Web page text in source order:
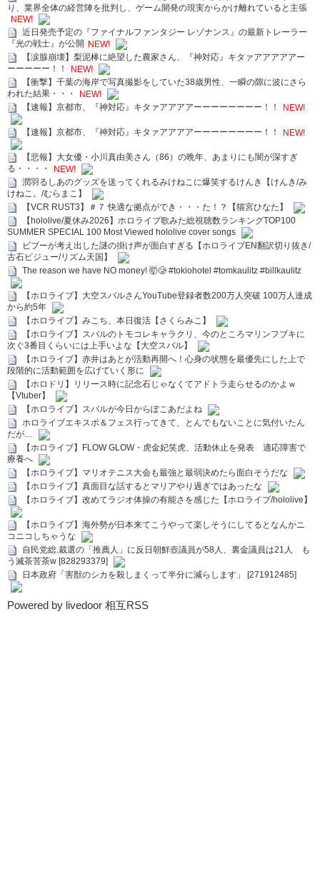
り、業界全体の経営陣を批判し、ゲーム開発の現実からかけ離れていると主張
NEW!
近日発売予定の『ファイナルファンタジー レゾナンス』の最新トレーラー
『光の戦士』が公開 NEW!
【涙腺崩壊】梨泥棒に絶望した農家さん、『神対応』キタァアアアアアー
ーーーーー！！
NEW!
【衝撃】千葉の海岸で写真撮影をしていた38歳男性、一瞬の隙に波にさら
われた結果・・・
NEW!
【速報】京都市、『神対応』キタァアアアアーーーーーーーー！！
NEW!
【速報】京都市、『神対応』キタァアアアアーーーーーーーー！！ NEW!
【悲報】大女優・小川真由美さん（86）の晩年、あまりにも闇が深すぎ
る・・・・
NEW!
潤羽るしあのグッズを送ってくれるみけねこに爆笑するけんき【けんき/み
けねこ。/むらまこ】
【VCR RUST3】＃７ 快適な拠点ができ・・・た！？【猫宮ひなた】
【hololive/夏休み2026】ホロライブ歌みた総視聴数ランキングTOP100
SUMMER SPECIAL 100 Most Viewed hololive cover songs
ビブーが考え出した謎の掛け声が面白すぎる【ホロライブEN翻訳切り抜き/
古石ビジュー/リズム天国】
The reason we have NO money! 🤯🥲 #tokiohotel #tomkaulitz #billkaulitz
【ホロライブ】大空スバルさんYouTube登録者数200万人突破 100万人達成
から約5年
【ホロライブ】みこち、本日復活【さくらみこ】
【ホロライブ】スバルのトモコレキャラクリ、今のところマリンフブキに
次ぐ3番目くらいには上手いよな【大空スバル】
【ホロライブ】赤井はあとが活動再開へ！心身の状態を最優先にした上で
段階的に活動範囲を広げていく形に
【ホロドリ】リリース時に記念石じゃなくてアドトラ走らせるのかよｗ
【Vtuber】
【ホロライブ】スバルが今日からぽこあだよね
ホロライブエキスポ＆フェス行ってきて、とんでもないことに気付いたん
だが…
【ホロライブ】FLOW GLOW・虎金妃笑虎、活動休止を発表 適応障害で
療養へ
【ホロライブ】マリオテニス大会も最強と最弱決めたら面白そうだな
【ホロライブ】真面目な話するとマリアやり過ぎではあったな
【ホロライブ】改めてラジオ体操の有能さを感じた【ホロライブ/hololive】
【ホロライブ】海外勢が日本来てこうやって楽しそうにしてるとなんかニ
コニコしちゃうな
自民党総.裁選の「推薦人」に反日朝鮮壺議員が58人、裏金議員は21人 も
う滅茶苦茶w [828293379]
日本政府「害獣のシカを殺しまくって半分に減らします」 [271912485]
Powered by livedoor 相互RSS